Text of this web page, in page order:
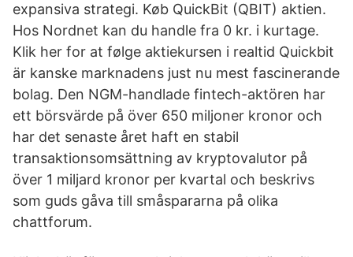
expansiva strategi. Køb QuickBit (QBIT) aktien.
Hos Nordnet kan du handle fra 0 kr. i kurtage.
Klik her for at følge aktiekursen i realtid Quickbit
är kanske marknadens just nu mest fascinerande
bolag. Den NGM-handlade fintech-aktören har
ett börsvärde på över 650 miljoner kronor och
har det senaste året haft en stabil
transaktionsomsättning av kryptovalutor på
över 1 miljard kronor per kvartal och beskrivs
som guds gåva till småspararna på olika
chattforum.